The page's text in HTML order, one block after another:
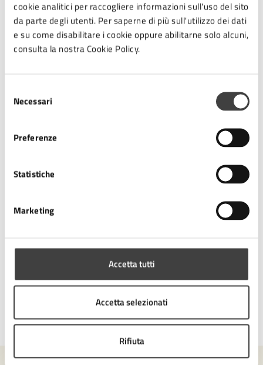
cookie analitici per raccogliere informazioni sull'uso del sito
da parte degli utenti. Per saperne di più sull'utilizzo dei dati
e su come disabilitare i cookie oppure abilitarne solo alcuni,
consulta la nostra Cookie Policy.
delNecessari
Preferenze
Statistiche
Marketing
Accetta tutti
Accetta selezionati
Rifiuta
Allegati
Locandina presentazione libro (JPG)
Contatti
Telefono:
: Presentazione libro
Ultimo aggiornamento:26/05/2026, 14:13